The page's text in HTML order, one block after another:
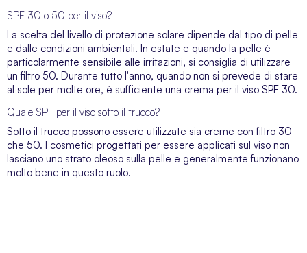
SPF 30 o 50 per il viso?
La scelta del livello di protezione solare dipende dal tipo di pelle
e dalle condizioni ambientali. In estate e quando la pelle è
particolarmente sensibile alle irritazioni, si consiglia di utilizzare
un filtro 50. Durante tutto l'anno, quando non si prevede di stare
al sole per molte ore, è sufficiente una crema per il viso SPF 30.
Quale SPF per il viso sotto il trucco?
Sotto il trucco possono essere utilizzate sia creme con filtro 30
che 50. I cosmetici progettati per essere applicati sul viso non
lasciano uno strato oleoso sulla pelle e generalmente funzionano
molto bene in questo ruolo.